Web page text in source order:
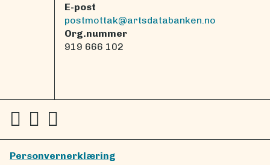
E-post
postmottak@artsdatabanken.no
Org.nummer
919 666 102
Personvernerklæring